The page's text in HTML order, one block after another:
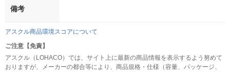
備考
アスクル商品環境スコアについて
ご注意【免責】
アスクル（LOHACO）では、サイト上に最新の商品情報を表示するよう努めて
おりますが、メーカーの都合等により、商品規格・仕様（容量、パッケージ、